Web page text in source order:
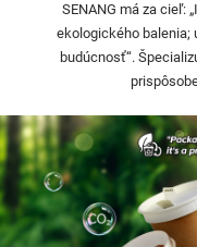
SENANG má za cieľ:
ekologického balenia;
budúcnosť“.